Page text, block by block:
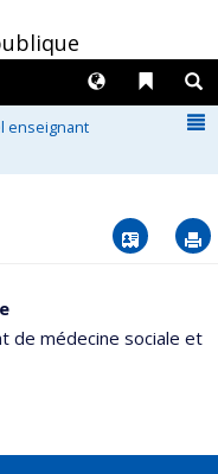
Liens
Langues
enseignant
Vcard
de médecine sociale et